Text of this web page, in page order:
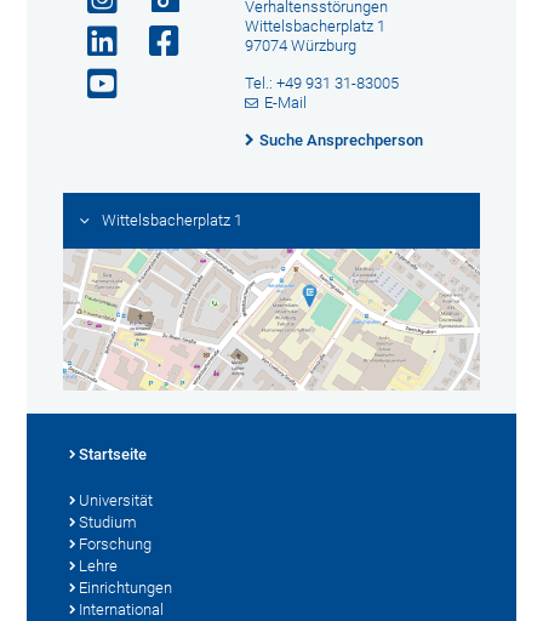
Verhaltensstörungen
Wittelsbacherplatz 1
97074 Würzburg
Tel.: +49 931 31-83005
E-Mail
Suche Ansprechperson
Wittelsbacherplatz 1
Startseite
Universität
Studium
Forschung
Lehre
Einrichtungen
International